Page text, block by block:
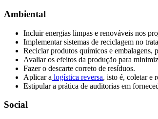
Ambiental
Incluir energias limpas e renováveis nos
Implementar sistemas de reciclagem no
Reciclar produtos químicos e embalagens,
Avaliar os efeitos da produção para
Fazer o descarte correto de resíduos.
Aplicar a logística reversa, isto é, coletar e
Estipular a prática de auditorias em
Social